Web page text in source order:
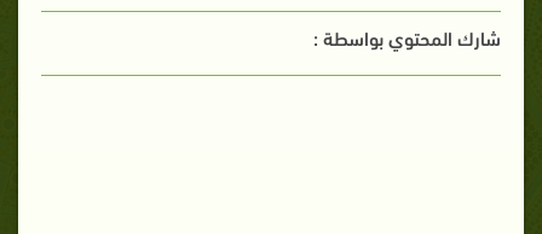
شارك المحتوي بواسطة :